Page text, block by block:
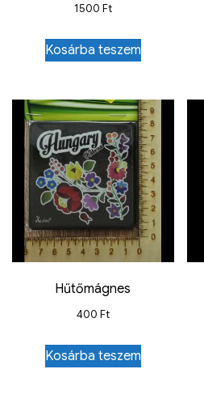
1500 Ft
Kosárba teszem
Hűtőmágnes
400 Ft
Kosárba teszem